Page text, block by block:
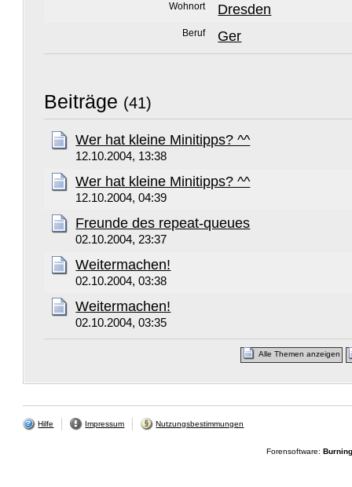
Wohnort Dresden
Beruf Ger
Beiträge (41)
Wer hat kleine Minitipps? ^^
12.10.2004, 13:38
Wer hat kleine Minitipps? ^^
12.10.2004, 04:39
Freunde des repeat-queues
02.10.2004, 23:37
Weitermachen!
02.10.2004, 03:38
Weitermachen!
02.10.2004, 03:35
Alle Themen anzeigen
Hilfe Impressum Nutzungsbestimmungen
Forensoftware: